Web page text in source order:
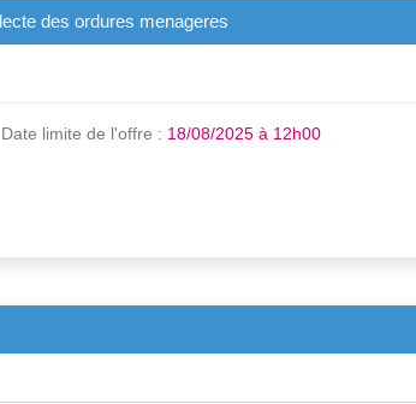
des ordures menageres
Date limite de l'offre : 18/08/2025 à 12h00